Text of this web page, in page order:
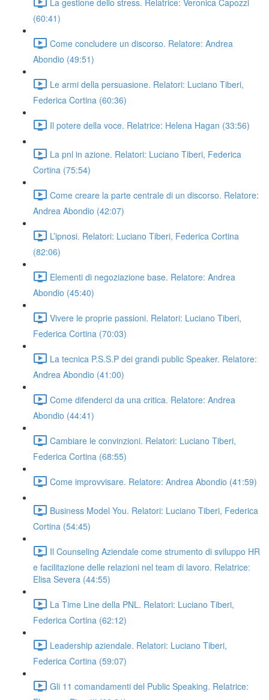
(60:41)
Come concludere un discorso. Relatore: Andrea
Abondio (49:51)
Le armi della persuasione. Relatori: Luciano Tiberi,
Federica Cortina (60:36)
Il potere della voce. Relatrice: Helena Hagan (33:56)
La pnl in azione. Relatori: Luciano Tiberi, Federica
Cortina (75:54)
Come creare la parte centrale di un discorso. Relatore:
Andrea Abondio (42:07)
L’ipnosi. Relatori: Luciano Tiberi, Federica Cortina
(82:06)
Elementi di negoziazione base. Relatore: Andrea
Abondio (45:40)
Vivere le proprie passioni. Relatori: Luciano Tiberi,
Federica Cortina (70:03)
La tecnica P.S.S.P dei grandi public Speaker. Relatore:
Andrea Abondio (41:00)
Come difenderci da una critica. Relatore: Andrea
Abondio (44:41)
Cambiare le convinzioni. Relatori: Luciano Tiberi,
Federica Cortina (68:55)
Come improvvisare. Relatore: Andrea Abondio (41:59)
Business Model You. Relatori: Luciano Tiberi, Federica
Cortina (54:45)
Il Counseling Aziendale come strumento di sviluppo HR
e facilitazione delle relazioni nel team di lavoro. Relatrice:
Elisa Severa (44:55)
La Time Line della PNL. Relatori: Luciano Tiberi,
Federica Cortina (62:12)
Leadership aziendale. Relatori: Luciano Tiberi,
Federica Cortina (59:07)
Gli 11 comandamenti del Public Speaking. Relatrice: